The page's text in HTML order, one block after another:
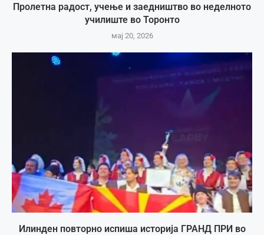
Пролетна радост, учење и заедништво во неделното
училиште во Торонто
мај 20, 2026
Илинден повторно испиша историја ГРАНД ПРИ во